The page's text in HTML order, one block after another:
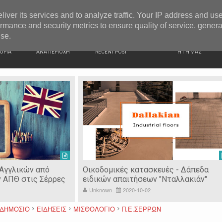
ΑΝΑ ΠΕΡΙΟΧΗ RECENT POST Η ΓΗ ΜΑΣ
από
ΑΠΘ στις Σέρρες
Οικοδομικές κατασκευές - Δάπεδα
ειδικών απαιτήσεων "Νταλλακιάν"
Unknown 2020-10-02
ΔΗΜΟΣΙΟ ΕΙΔΗΣΕΙΣ ΜΙΣΘΟΛΟΓΙΟ Π.Ε.ΣΕΡΡΩΝ
its services and to analyze traffic. Your IP address and
and security metrics to ensure quality of service,